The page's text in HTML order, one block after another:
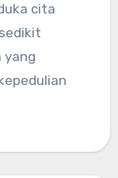
cita
yang